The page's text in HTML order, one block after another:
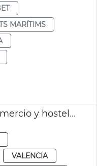
MARÍTIMS
Ayudas 1,25 millones comercio y hostelería afectado dana
VALENCIA